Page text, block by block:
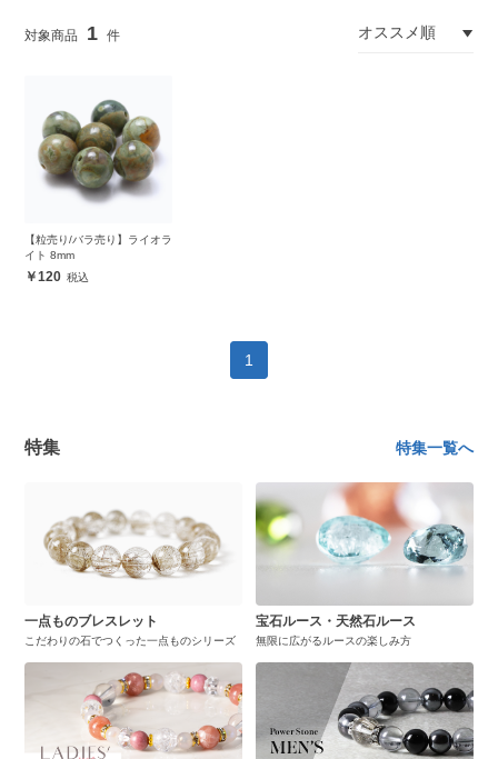
1
【粒売り/バラ売り】ライオラ
イト 8mm
120
1
特集 特集一覧へ
一点ものブレスレット
こだわりの石でつくった一点ものシリーズ
宝石ルース・天然石ルース
無限に広がるルースの楽しみ方